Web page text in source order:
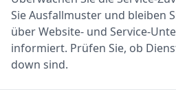
Sie Ausfallmuster und bleiben
über Website- und Service-
informiert. Prüfen Sie, ob
down sind.